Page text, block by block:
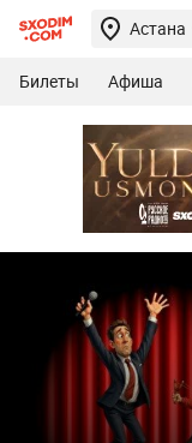
Астана
Билеты Афиша